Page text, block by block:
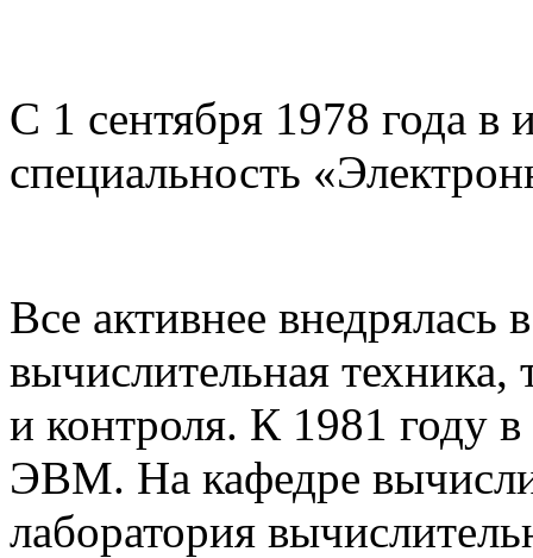
С 1 сентября 1978 года в
специальность
Все активнее внедрялась
вычислительная техника,
и контроля. К 1981 году
ЭВМ. На кафедре
лаборатория